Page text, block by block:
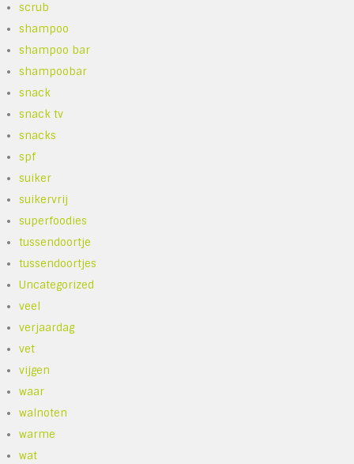
scrub
shampoo
shampoo bar
shampoobar
snack
snack tv
snacks
spf
suiker
suikervrij
superfoodies
tussendoortje
tussendoortjes
Uncategorized
veel
verjaardag
vet
vijgen
waar
walnoten
warme
wat